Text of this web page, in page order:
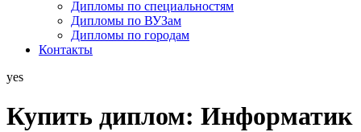
Дипломы по специальностям
Дипломы по ВУЗам
Дипломы по городам
Контакты
yes
Купить диплом: Информатик